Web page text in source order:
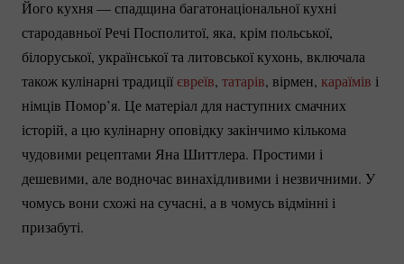
Його кухня — спадщина багатонаціональної кухні
стародавньої Речі Посполитої, яка, крім польської,
білоруської, української та литовської кухонь, включала
також кулінарні традиціїєвреїв, татарів, вірмен, караїмів і
німців Помор’я. Це матеріал для наступних смачних
історій, а цю кулінарну оповідку закінчимо кількома
чудовими рецептами Яна Шиттлера. Простими і
дешевими, але водночас винахідливими і незвичними. У
чомусь вони схожі на сучасні, а в чомусь відмінні і
призабуті.